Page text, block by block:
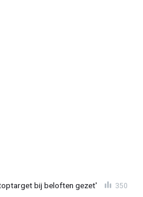
bij beloften gezet' 350